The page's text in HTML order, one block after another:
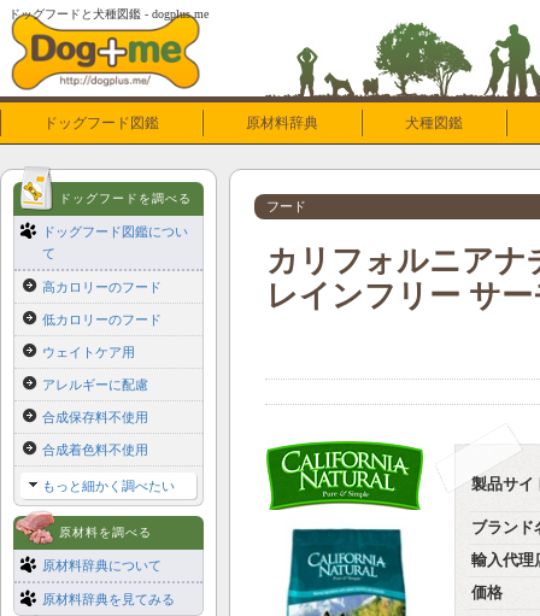
ドッグフードと犬種図鑑 - dogplus.me
ドッグフード図鑑 原材料辞典 犬種図鑑
フード
カリフォルニアナ
レインフリー サ
製品サイ
ブランド
輸入代理
価格
ドッグフードを調べる
ドッグフード図鑑につい
て
高カロリーのフード
低カロリーのフード
ウェイトケア用
アレルギーに配慮
合成保存料不使用
合成着色料不使用
もっと細かく調べたい
原材料を調べる
原材料辞典について
原材料辞典を見てみる